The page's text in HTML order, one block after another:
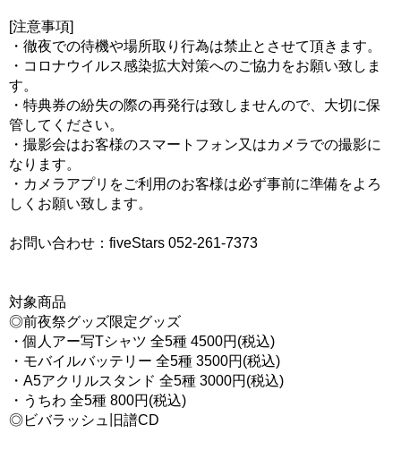
[注意事項]
・徹夜での待機や場所取り行為は禁止とさせて頂きます。
・コロナウイルス感染拡大対策へのご協力をお願い致しま
す。
・特典券の紛失の際の再発行は致しませんので、大切に保
管してください。
・撮影会はお客様のスマートフォン又はカメラでの撮影に
なります。
・カメラアプリをご利用のお客様は必ず事前に準備をよろ
しくお願い致します。
お問い合わせ：fiveStars 052-261-7373
対象商品
◎前夜祭グッズ限定グッズ
・個人アー写Tシャツ 全5種 4500円(税込)
・モバイルバッテリー 全5種 3500円(税込)
・A5アクリルスタンド 全5種 3000円(税込)
・うちわ 全5種 800円(税込)
◎ビバラッシュ旧譜CD